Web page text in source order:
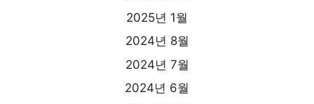
2025년 1월
2024년 8월
2024년 7월
2024년 6월